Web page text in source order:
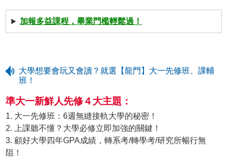
加報多益課程，畢業門檻輕鬆過！
大學想要會玩又會讀？就選【龍門】大一先修班、課輔
班！
準大一新鮮人先修４大主題：
1. 大一先修班：6週無縫接軌大學的秘密！
2. 上課聽不懂？大學必修立即加強的關鍵！
3. 顧好大學四年GPA成績，轉系考/轉學考/研究所暢行無
阻！